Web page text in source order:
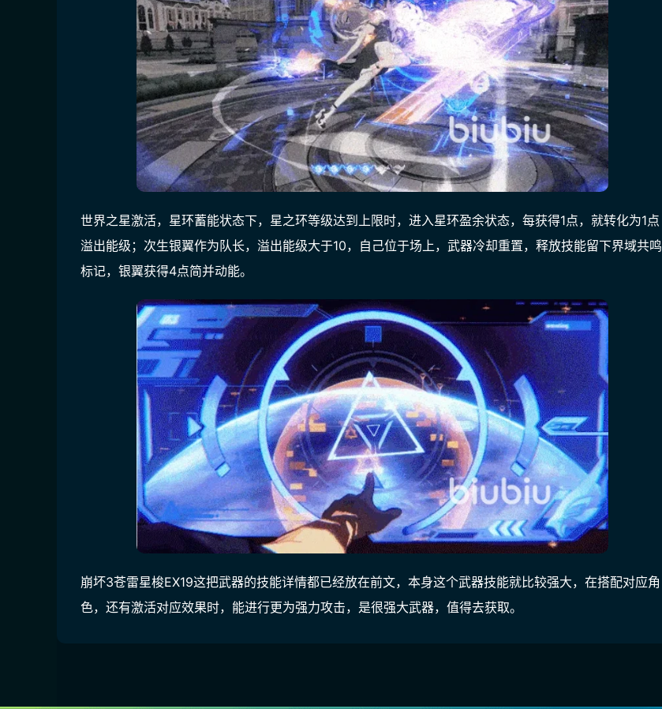
世界之星激活，星环蓄能状态下，星之环等级达到上限时，进入星环盈余状态，每获得1点，就转化为1点
溢出能级；次生银翼作为队长，溢出能级大于10，自己位于场上，武器冷却重置，释放技能留下界域共鸣
标记，银翼获得4点简并动能。
崩坏3苍雷星梭EX19这把武器的技能详情都已经放在前文，本身这个武器技能就比较强大，在搭配对应角
色，还有激活对应效果时，能进行更为强力攻击，是很强大武器，值得去获取。